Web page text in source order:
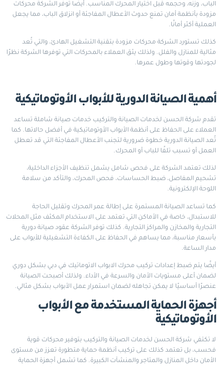
الباب، وزنه، وحجمه قبل اختيار المحرك المناسب. أيضًا توفر الشركة محركات
مزودة بأنظمة أمان تمنع حدوث الأعطال المفاجئة أو انزلاق الباب، مما يجعل
العملية أكثر أمانًا.
كذلك تستورد الشركة محركات مزودة بتقنية التشغيل الهادئ، والتي تُعد
مثالية للمنازل والفلل. ولذلك يثق العملاء بالمحركات التي توفرها الشركة نظرًا
لجودتها وقوتها وطول عمرها.
أهمية الصيانة الدورية للأبواب الأوتوماتيكية
تقدم شركة الحسن لخدمات الصيانة والتركيب خدمات صيانة شاملة تساعد
العملاء على الحفاظ على أنظمة الأبواب الأوتوماتيكية في أفضل حالاتها. كما
تُعد الصيانة الدورية خطوة ضرورية لتجنب الأعطال المفاجئة التي قد تعطل
العمل أو تسبب تلفًا للباب أو المحرك.
لذلك تعتمد الشركة على فحص شامل يشمل تنظيف الأجزاء الداخلية،
تشحيم المفاصل، ضبط الحساسات، فحص المحرك، والتأكد من سلامة
اللوحة الإلكترونية.
كما تساعد الصيانة المستمرة على إطالة عمر المحرك وتقليل الحاجة
للاستبدال، خاصة في الأماكن التي تعتمد على الاستخدام المكثف مثل المحلات
التجارية والمخازن والمراكز التجارية. كذلك توفر الشركة عقود صيانة دورية
بأسعار مناسبة، مما يساهم في الحفاظ على الكفاءة التشغيلية للأبواب على
مدار الساعة.
أيضًا يتم ضبط إعدادات تركيب محرك الابواب الاتوماتيك في دبي بشكل دوري
لضمان أعلى مستويات الأمان والسرعة في الأداء. ولذلك أصبحت الصيانة
عنصرًا أساسيًا لا يمكن تجاهله لضمان استمرار عمل الأبواب بشكل مثالي.
أجهزة الحماية المستخدمة مع الأبواب
الأوتوماتيكية
لا تكتفي شركة الحسن لخدمات الصيانة والتركيب بتوفير محركات قوية
فحسب، بل تعتمد كذلك على تركيب أنظمة حماية متطورة تعزز من مستوى
الأمان داخل المنازل والمتاجر والمنشآت الكبيرة. كما تشمل أجهزة الحماية